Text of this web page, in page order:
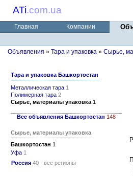
ATi.com.ua
Главная Компании
Объявления » Тара и упаковка » Сырье,
Тара и упаковка Башкортостан
Металлическая тара 1
Полимерная тара 2
Сырье, материалы упаковка 1
Все объявления Башкортостан 148
Сырье, материалы упаковка
Башкортостан 1
Уфа 1
Россия 40 - все регионы